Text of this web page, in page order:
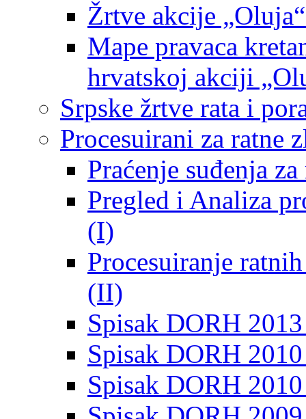
Žrtve akcije
Mape pravaca
hrvatskoj akciji
Srpske žrtve rata i
Procesuirani za ratne
Praćenje suđenja
Pregled i Analiza
(I)
Procesuiranje
(II)
Spisak DORH
Spisak DORH
Spisak DORH